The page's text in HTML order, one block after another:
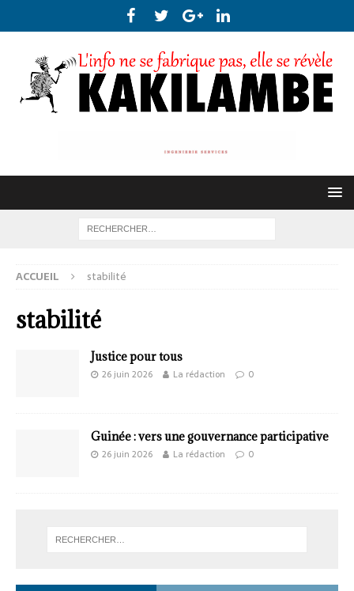
ACCUEIL stabilité
stabilité
Justice pour tous
26 juin 2026 La rédaction 0
Guinée : vers une gouvernance participative
26 juin 2026 La rédaction 0